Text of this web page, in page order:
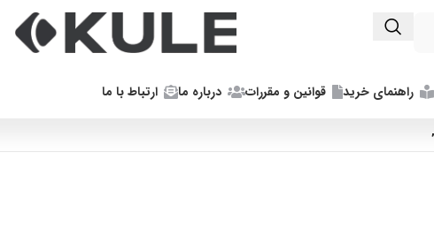
راهنمای خرید قوانین و مقررات درباره ما ارتباط با ما